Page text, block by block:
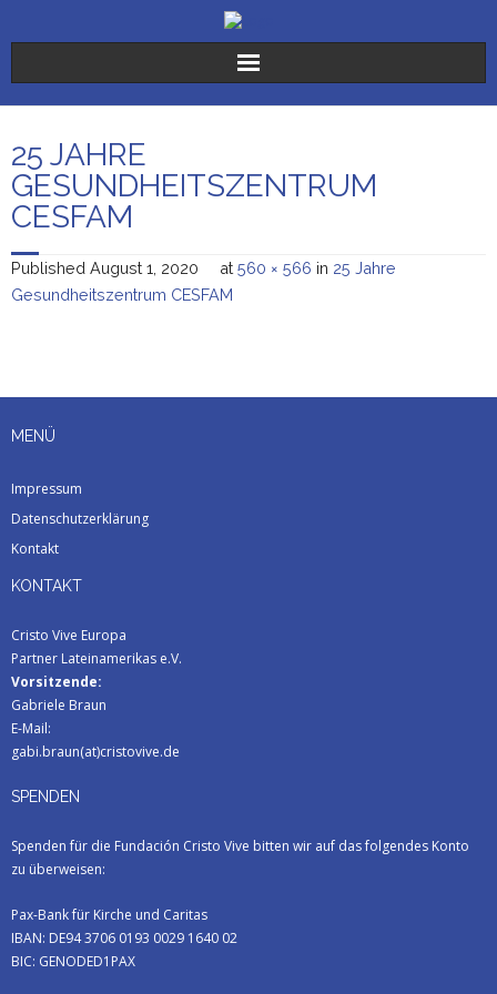
Der Verein
Die Stiftungen
Sr. Karoline
Freiwilligendienste
25 JAHRE
GESUNDHEITSZENTRUM
CESFAM
Published August 1, 2020 at 560 × 566 in 25 Jahre
Gesundheitszentrum CESFAM
MENÜ
Impressum
Datenschutzerklärung
Kontakt
KONTAKT
Cristo Vive Europa
Partner Lateinamerikas e.V.
Vorsitzende:
Gabriele Braun
E-Mail:
gabi.braun(at)cristovive.de
SPENDEN
Spenden für die Fundación Cristo Vive bitten wir auf das folgendes Konto
zu überweisen:
Pax-Bank für Kirche und Caritas
IBAN: DE94 3706 0193 0029 1640 02
BIC: GENODED1PAX